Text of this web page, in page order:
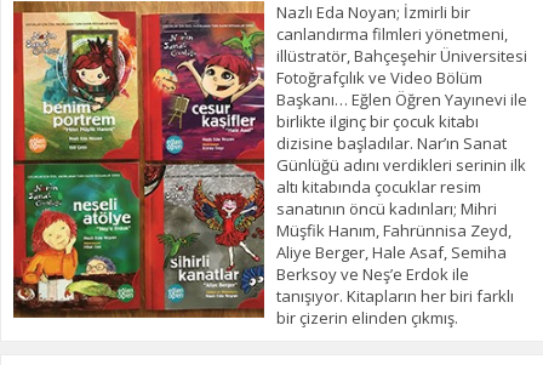
Nazlı Eda Noyan; İzmirli bir
canlandırma filmleri yönetmeni,
illüstratör, Bahçeşehir Üniversitesi
Fotoğrafçılık ve Video Bölüm
Başkanı… Eğlen Öğren Yayınevi ile
birlikte ilginç bir çocuk kitabı
dizisine başladılar. Nar’ın Sanat
Günlüğü adını verdikleri serinin ilk
altı kitabında çocuklar resim
sanatının öncü kadınları; Mihri
Müşfik Hanım, Fahrünnisa Zeyd,
Aliye Berger, Hale Asaf, Semiha
Berksoy ve Neş’e Erdok ile
tanışıyor. Kitapların her biri farklı
bir çizerin elinden çıkmış.